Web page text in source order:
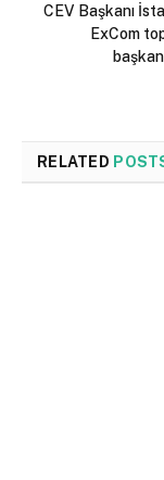
CEV Başkanı
ExCom
RELATED